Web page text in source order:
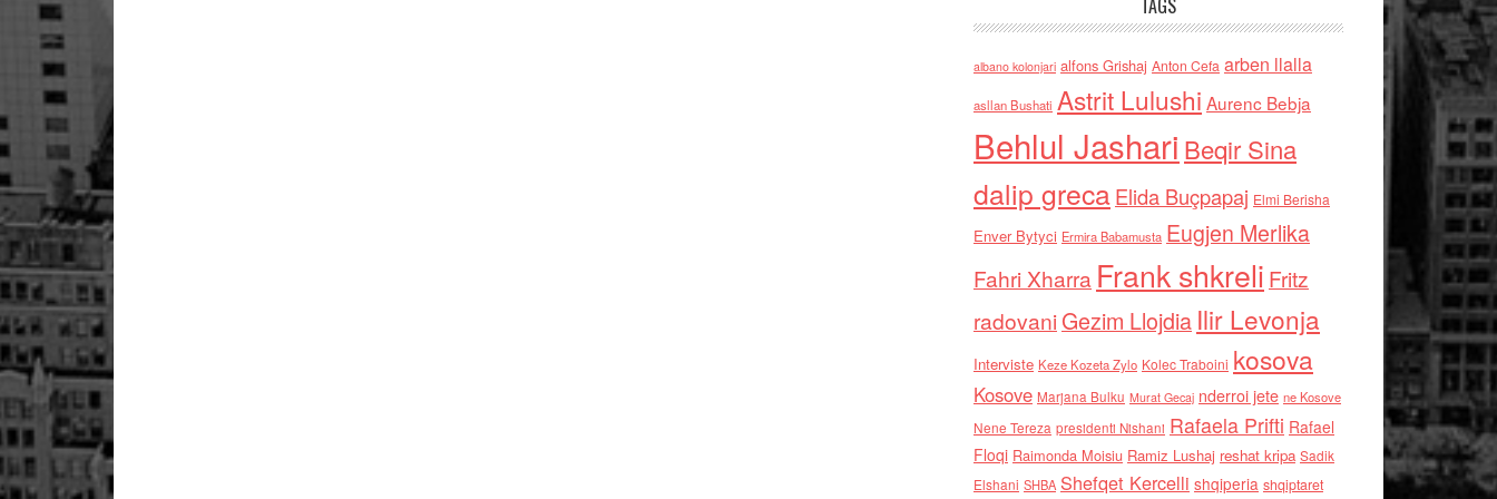
TAGS
albano kolonjari alfons Grishaj Anton Cefa arben llalla
asllan Bushati Astrit Lulushi Aurenc Bebja
Behlul Jashari Beqir Sina
dalip grecaElida Buçpapaj Elmi Berisha
Enver Bytyci Ermira Babamusta Eugjen Merlika
Fahri Xharra Frank shkreli Fritz
radovaniGezim Llojdia Ilir Levonja
Interviste Keze Kozeta Zylo Kolec Traboini kosova
Kosove Marjana Bulku Murat Gecaj nderroi jete ne Kosove
Nene Tereza presidenti Nishani Rafaela Prifti Rafael
Floqi Raimonda Moisiu Ramiz Lushaj reshat kripa Sadik
Elshani SHBA Shefqet Kercelli shqiperia shqiptaret